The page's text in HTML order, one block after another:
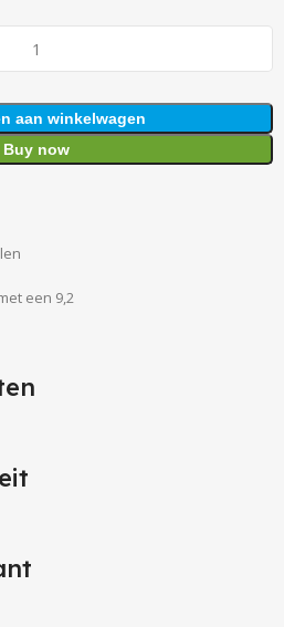
aan winkelwagen
Buy now
een 9,2